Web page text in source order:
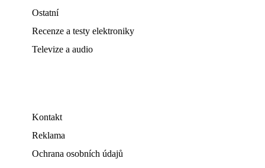
Ostatní
Recenze a testy elektroniky
Televize a audio
Kontakt
Reklama
Ochrana osobních údajů